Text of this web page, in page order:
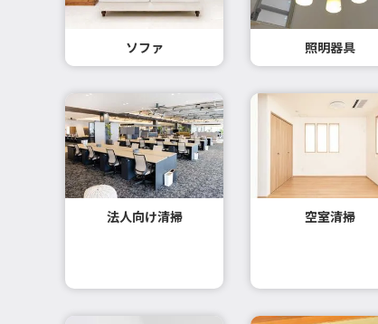
ソファ 照明器具
法人向け清掃 空室清掃